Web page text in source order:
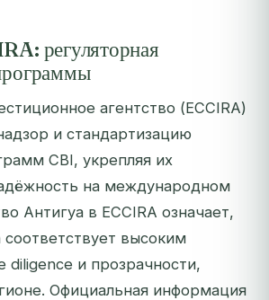
регуляторная
агентство (ECCIRA)
и стандартизацию
CBI, укрепляя их
на международном
Антигуа в ECCIRA означает,
высоким
diligence и прозрачности,
Официальная информация